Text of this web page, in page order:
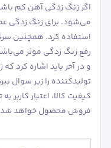
اگر زنگ زدگی آهن کم
می‌شود. برای زنگ زدگی
استفاده کرد. همچنین
رفع زنگ زدگی موثر
و در آخر باید اشاره کرد
تولیدکننده را زیر سوال
کیفیت کالا، اعتبار
فروش محصول خواهد